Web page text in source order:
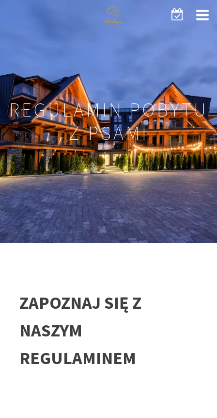
REGULAMIN POBYTU
Z PSAMI
ZAPOZNAJ SIĘ Z
NASZYM
REGULAMINEM